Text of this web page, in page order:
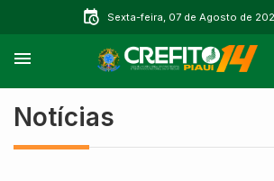
Sexta-feira, 07 de Agosto de
Notícias